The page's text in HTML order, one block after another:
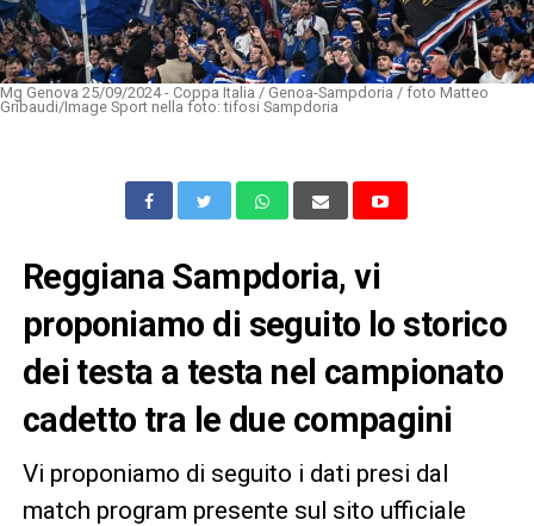
Mg Genova 25/09/2024 - Coppa Italia / Genoa-Sampdoria / foto Matteo
Gribaudi/Image Sport nella foto: tifosi Sampdoria
Reggiana Sampdoria, vi
proponiamo di seguito lo storico
dei testa a testa nel campionato
cadetto tra le due compagini
Vi proponiamo di seguito i dati presi dal
match program presente sul sito ufficiale